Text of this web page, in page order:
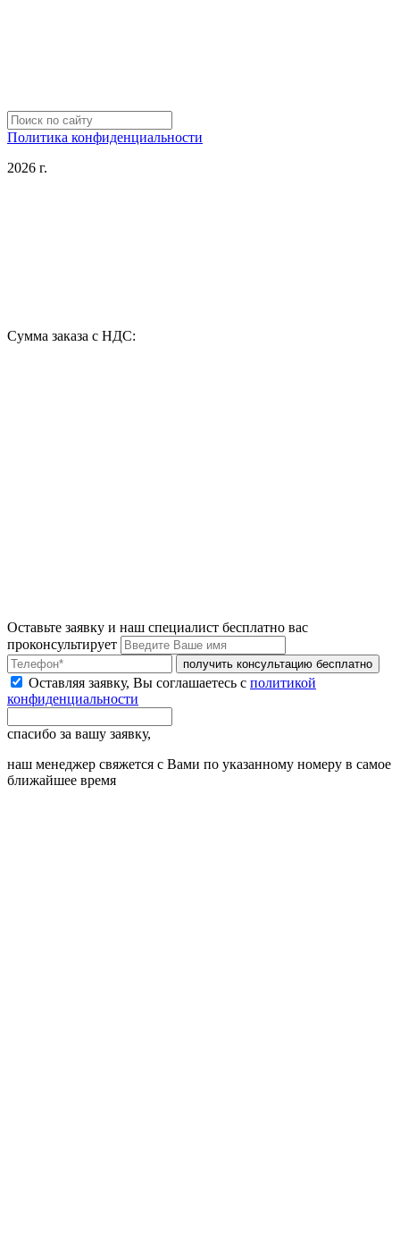
Политика конфиденциальности
2026 г.
Сумма заказа с НДС:
Оставьте заявку и наш специалист бесплатно вас
проконсультирует
получить консультацию бесплатно
Оставляя заявку, Вы соглашаетесь с политикой
конфиденциальности
спасибо за вашу заявку,
наш менеджер свяжется с Вами по указанному номеру в самое
ближайшее время